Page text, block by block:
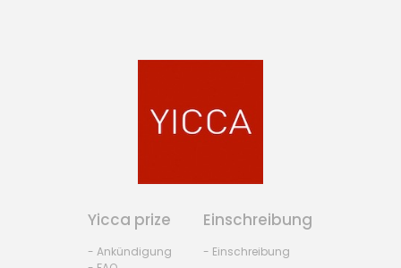
Yicca prize
- Ankündigung
Einschreibung
- Einschreibung